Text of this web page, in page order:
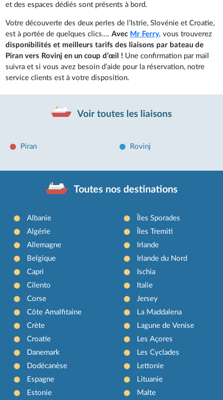
et des espaces dédiés sont présents à bord.
Votre découverte des deux perles de l’Istrie, Slovénie et Croatie,
est à portée de quelques clics….Avec Mr Ferry, vous trouverez
disponibilités et meilleurs tarifs des liaisons par bateau de
Piran vers Rovinj en un coup d’œil ! Une confirmation par mail
suivra et si vous avez besoin d’aide pour la réservation, notre
service clients est à votre disposition.
Voir toutes les liaisons
Piran Rovinj
Toutes nos destinations
Albanie
Algérie
Allemagne
Belgique
Capri
Cilento
Corse
Côte Amalfitaine
Crète
Croatie
Danemark
Dodécanèse
Espagne
Estonie
Îles Sporades
Îles Tremiti
Irlande
Irlande du Nord
Ischia
Italie
Jersey
La Maddalena
Lagune de Venise
Les Açores
Les Cyclades
Lettonie
Lituanie
Malte